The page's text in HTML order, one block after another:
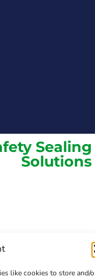
like cookies to store and/
Sealing
Solutions